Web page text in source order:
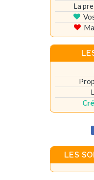
La
Ma
LES